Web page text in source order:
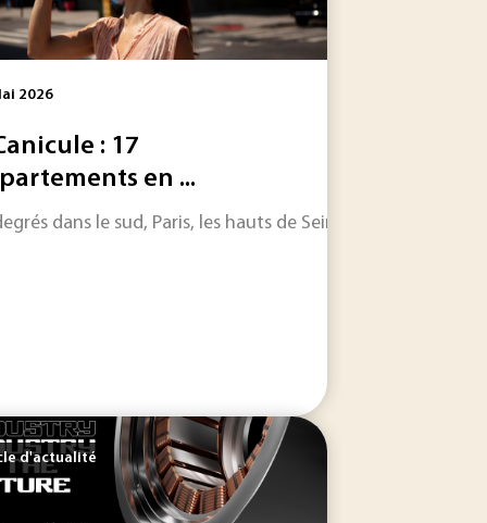
Techniques de l’Ingénieur a rendu son verdict et...
SKF Magnetic Mechatronics (S2M) en partenariat avec
2026
: 17
en ...
dans le sud, Paris, les hauts de Seine, la Seine saint
d'actualité